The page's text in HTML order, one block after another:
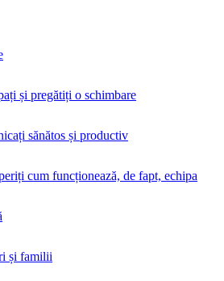
și pregătiți o schimbare
sănătos și productiv
cum funcționează, de fapt, echipa
și familii